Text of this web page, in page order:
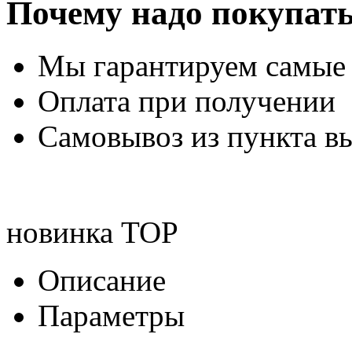
Почему надо
Мы гарантируем
Оплата при получении
Самовывоз из пункта
новинка TOP
Описание
Параметры